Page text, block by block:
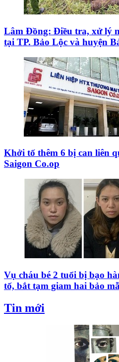
Lâm Đồng: Điều tra, xử lý
tại TP. Bảo Lộc và huyện
Khởi tố thêm 6 bị can liên
Saigon Co.op
Vụ cháu bé 2 tuổi bị bạo
tố, bắt tạm giam hai bảo
Tin mới